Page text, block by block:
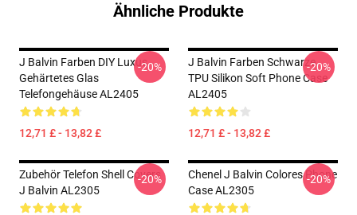
Ähnliche Produkte
J Balvin Farben DIY Luxus
Gehärtetes Glas
Telefongehäuse AL2405
12,71 £ - 13,82 £
-20%
J Balvin Farben Schwarze
TPU Silikon Soft Phone Case
AL2405
12,71 £ - 13,82 £
-20%
Zubehör Telefon Shell Covers
J Balvin AL2305
-20%
Chenel J Balvin Colores Phone
Case AL2305
-20%